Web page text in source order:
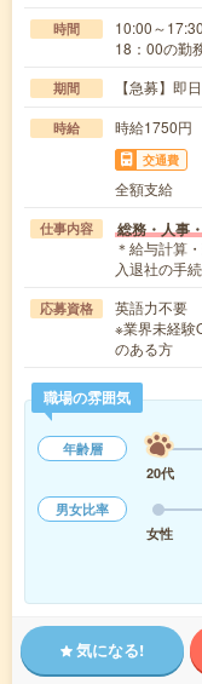
時間
10:00～
18：00の勤
期間 【急募】即
時給 時給1750円
交通費
全額支給
仕事内容 総務・人事
＊給与計算
入退社の手
応募資格
英語力不要
※業界未経験
のある方
職場の雰囲気
年齢層
20代
男女比率
女性
気になる!